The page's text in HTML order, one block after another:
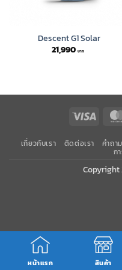
Descent G1 Solar
21,990
หน้าแรก สินค้า
Visa
เกี่ยวกับเรา ติดต่อเรา คำถ
ก